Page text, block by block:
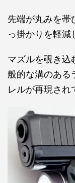
先端が丸みを帯
っ掛かりを軽減
マズルを覗き込
般的な溝のある
レルが再現され